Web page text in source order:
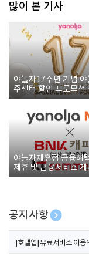
많이 본 기사
야놀자17주년 기념
주센터 할인 프로모션
야놀자제휴점 금융혜
제휴 및 금융서비스
공지사항
[호텔업] 개인정보 처리방
[호텔업] 유료서비스 이용